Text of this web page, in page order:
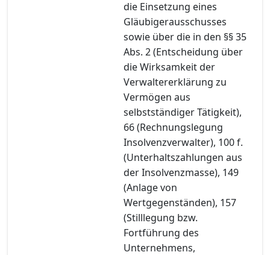
die Einsetzung eines
Gläubigerausschusses
sowie über die in den §§ 35
Abs. 2 (Entscheidung über
die Wirksamkeit der
Verwaltererklärung zu
Vermögen aus
selbstständiger Tätigkeit),
66 (Rechnungslegung
Insolvenzverwalter), 100 f.
(Unterhaltszahlungen aus
der Insolvenzmasse), 149
(Anlage von
Wertgegenständen), 157
(Stilllegung bzw.
Fortführung des
Unternehmens,